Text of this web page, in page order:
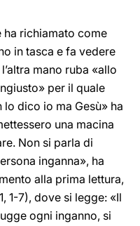
richiamato come
in tasca e fa vedere
mano ruba «allo
per il quale
dico io ma Gesù» ha
una macina
Non si parla di
inganna», ha
alla prima lettura,
1-7), dove si legge: «Il
ogni inganno, si